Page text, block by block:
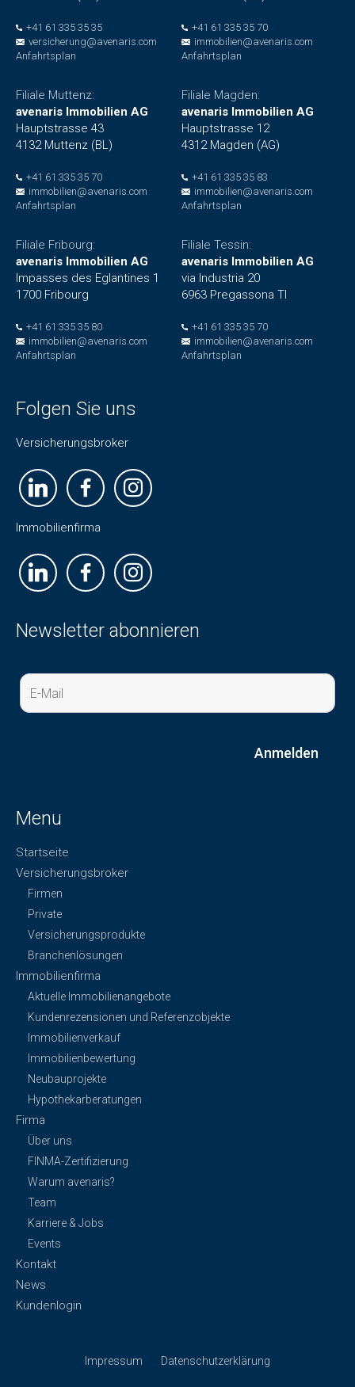
+41 61 335 35 35
versicherung@avenaris.com
Anfahrtsplan
+41 61 335 35 70
immobilien@avenaris.com
Anfahrtsplan
Filiale Muttenz:
avenaris Immobilien AG
Hauptstrasse 43
4132 Muttenz (BL)
+41 61 335 35 70
immobilien@avenaris.com
Anfahrtsplan
Filiale Magden:
avenaris Immobilien AG
Hauptstrasse 12
4312 Magden (AG)
+41 61 335 35 83
immobilien@avenaris.com
Anfahrtsplan
Filiale Fribourg:
avenaris Immobilien AG
Impasses des Eglantines 1
1700 Fribourg
+41 61 335 35 80
immobilien@avenaris.com
Anfahrtsplan
Filiale Tessin:
avenaris Immobilien AG
via Industria 20
6963 Pregassona TI
+41 61 335 35 70
immobilien@avenaris.com
Anfahrtsplan
Folgen Sie uns
Versicherungsbroker
Immobilienfirma
Newsletter abonnieren
Menu
Startseite
Versicherungsbroker
Firmen
Private
Versicherungsprodukte
Branchenlösungen
Immobilienfirma
Aktuelle Immobilienangebote
Kundenrezensionen und Referenzobjekte
Immobilienverkauf
Immobilienbewertung
Neubauprojekte
Hypothekarberatungen
Firma
Über uns
FINMA-Zertifizierung
Warum avenaris?
Team
Karriere & Jobs
Events
Kontakt
News
Kundenlogin
Impressum Datenschutzerklärung